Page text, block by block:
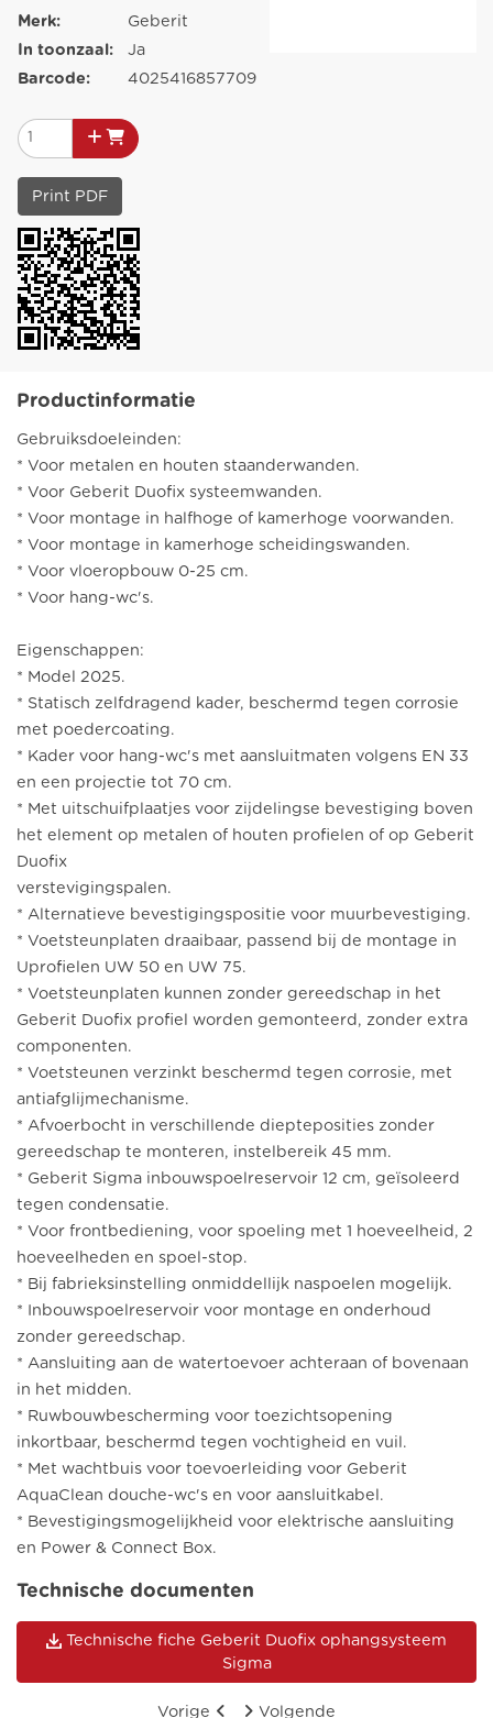
Merk:
Geberit
In toonzaal:
Ja
Barcode:
4025416857709
Print PDF
Productinformatie
Gebruiksdoeleinden:
* Voor metalen en houten staanderwanden.
* Voor Geberit Duofix systeemwanden.
* Voor montage in halfhoge of kamerhoge voorwanden.
* Voor montage in kamerhoge scheidingswanden.
* Voor vloeropbouw 0-25 cm.
* Voor hang-wc's.
Eigenschappen:
* Model 2025.
* Statisch zelfdragend kader, beschermd tegen corrosie
met poedercoating.
* Kader voor hang-wc's met aansluitmaten volgens EN 33
en een projectie tot 70 cm.
* Met uitschuifplaatjes voor zijdelingse bevestiging boven
het element op metalen of houten profielen of op Geberit
Duofix
verstevigingspalen.
* Alternatieve bevestigingspositie voor muurbevestiging.
* Voetsteunplaten draaibaar, passend bij de montage in
Uprofielen UW 50 en UW 75.
* Voetsteunplaten kunnen zonder gereedschap in het
Geberit Duofix profiel worden gemonteerd, zonder extra
componenten.
* Voetsteunen verzinkt beschermd tegen corrosie, met
antiafglijmechanisme.
* Afvoerbocht in verschillende diepteposities zonder
gereedschap te monteren, instelbereik 45 mm.
* Geberit Sigma inbouwspoelreservoir 12 cm, geïsoleerd
tegen condensatie.
* Voor frontbediening, voor spoeling met 1 hoeveelheid, 2
hoeveelheden en spoel-stop.
* Bij fabrieksinstelling onmiddellijk naspoelen mogelijk.
* Inbouwspoelreservoir voor montage en onderhoud
zonder gereedschap.
* Aansluiting aan de watertoevoer achteraan of bovenaan
in het midden.
* Ruwbouwbescherming voor toezichtsopening
inkortbaar, beschermd tegen vochtigheid en vuil.
* Met wachtbuis voor toevoerleiding voor Geberit
AquaClean douche-wc's en voor aansluitkabel.
* Bevestigingsmogelijkheid voor elektrische aansluiting
en Power & Connect Box.
Technische documenten
Technische fiche Geberit Duofix ophangsysteem
Sigma
Vorige Volgende